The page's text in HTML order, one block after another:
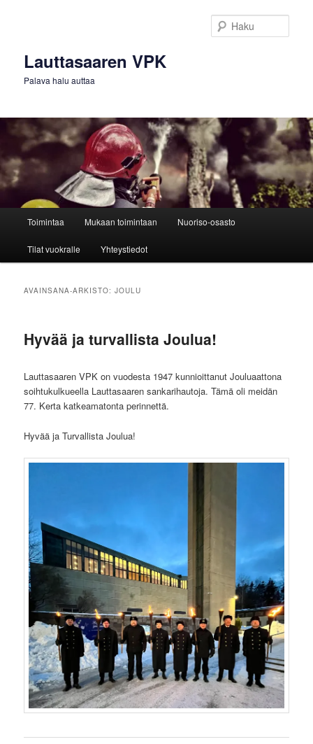
Lauttasaaren VPK
Palava halu auttaa
Toimintaa Mukaan toimintaan Nuoriso-osasto
Tilat vuokralle Yhteystiedot
AVAINSANA-ARKISTO:JOULU
Hyvää ja turvallista Joulua!
Lauttasaaren VPK on vuodesta 1947 kunnioittanut Jouluaattona
soihtukulkueella Lauttasaaren sankarihautoja. Tämä oli meidän
77. Kerta katkeamatonta perinnettä.
Hyvää ja Turvallista Joulua!